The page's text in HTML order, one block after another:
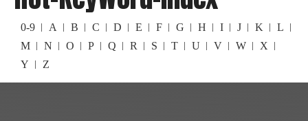
0-9 A B C D E F G H I J K
L
M
N O P Q R S T U V W
X
Y
Z